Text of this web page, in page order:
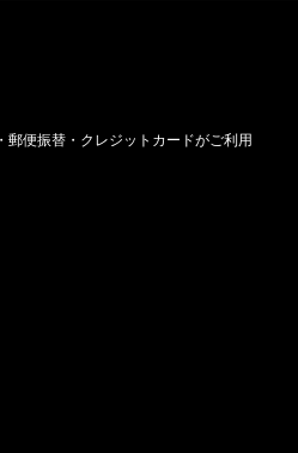
郵便振替・クレジットカードがご利用